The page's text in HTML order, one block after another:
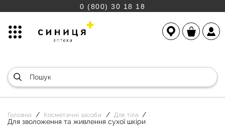
0 (800) 30 18 18
Головна Косметичні засоби Для тіла
Для зволоження та живлення сухої шкіри